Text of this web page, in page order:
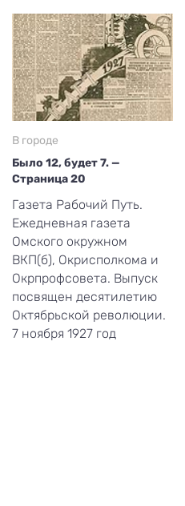
В городе
Было 12, будет 7. —
Страница 20
Газета Рабочий Путь.
Ежедневная газета
Омского окружном
ВКП(б), Окрисполкома и
Окрпрофсовета. Выпуск
посвящен десятилетию
Октябрьской революции.
7 ноября 1927 год